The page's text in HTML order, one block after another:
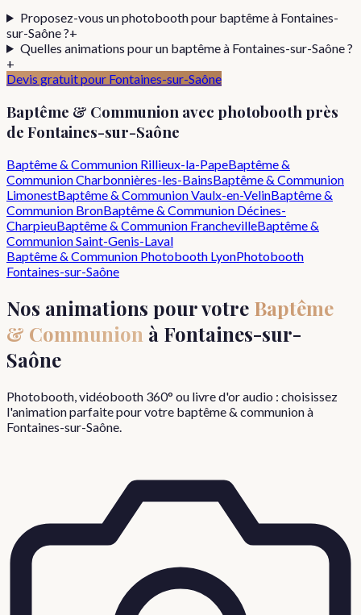
Proposez-vous un photobooth pour baptême à Fontaines-
sur-Saône ?+
Quelles animations pour un baptême à Fontaines-sur-Saône ?
+
Devis gratuit pour Fontaines-sur-Saône
Baptême & Communion avec photobooth près
de Fontaines-sur-Saône
Baptême & Communion Rillieux-la-PapeBaptême &
CommunionCharbonnières-les-BainsBaptême & Communion
LimonestBaptême & CommunionVaulx-en-VelinBaptême &
Communion BronBaptême & Communion Décines-
CharpieuBaptême & Communion FranchevilleBaptême &
CommunionSaint-Genis-Laval
Baptême & Communion Photobooth LyonPhotobooth
Fontaines-sur-Saône
Nos animations pour votre Baptême
& Communion à Fontaines-sur-
Saône
Photobooth, vidéobooth 360° ou livre d'or audio : choisissez
l'animation parfaite pour votre baptême & communionà
Fontaines-sur-Saône.